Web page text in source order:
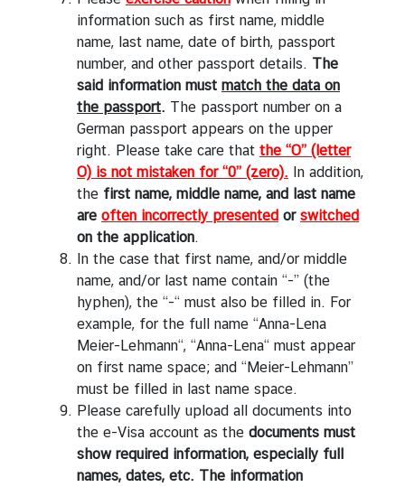
information such as first name, middle
name, last name, date of birth, passport
number, and other passport details. The
said information must match the data on
the passport. The passport number on a
German passport appears on the upper
right. Please take care that the “O” (letter
O) is not mistaken for “0” (zero). In addition,
the first name, middle name, and last name
are often incorrectly presented or switched
on the application.
In the case that first name, and/or middle
name, and/or last name contain “-” (the
hyphen), the “-“ must also be filled in. For
example, for the full name “Anna-Lena
Meier-Lehmann“, “Anna-Lena“ must appear
on first name space; and “Meier-Lehmann”
must be filled in last name space.
Please carefully upload all documents into
the e-Visa account as the documents must
show required information, especially full
names, dates, etc. The information